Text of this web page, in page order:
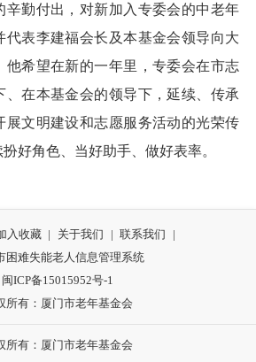
辛勤付出，对新加入专委会的中老年
代表李建福会长及本基金会领导向大
他希望在新的一年里，专委会在市志
、在本基金会的领导下，延续、传承
展文明建设和志愿服务活动的光荣传
好角色、当好助手、做好表率。
入收藏 | 关于我们 | 联系我们
|
困难失能老人信息管理系统
闽ICP备15015952号-1
所有：厦门市老年基金会
所有：厦门市老年基金会